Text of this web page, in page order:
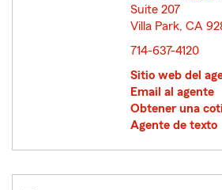
Suite 207
Villa Park, CA
714-637-4120
Sitio web del
Email al agente
Obtener una
Agente de texto